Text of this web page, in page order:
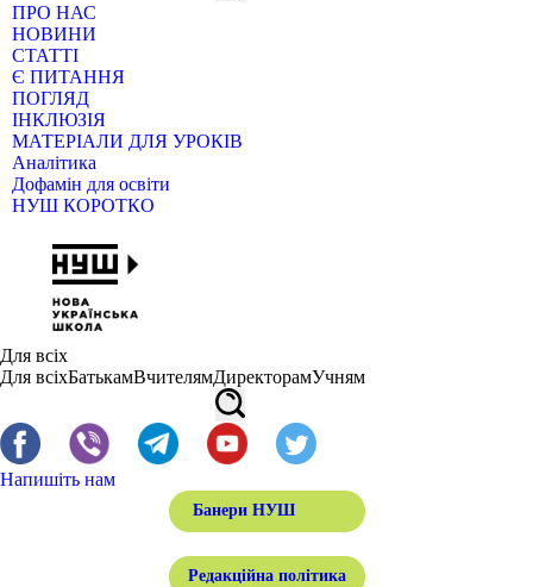
ПРО НАС
НОВИНИ
СТАТТІ
Є ПИТАННЯ
ПОГЛЯД
ІНКЛЮЗІЯ
МАТЕРІАЛИ ДЛЯ УРОКІВ
Аналітика
Дофамін для освіти
НУШ КОРОТКО
Для всіх
Для всіхБатькамВчителямДиректорамУчням
Напишіть нам
Банери НУШ
Редакційна політика